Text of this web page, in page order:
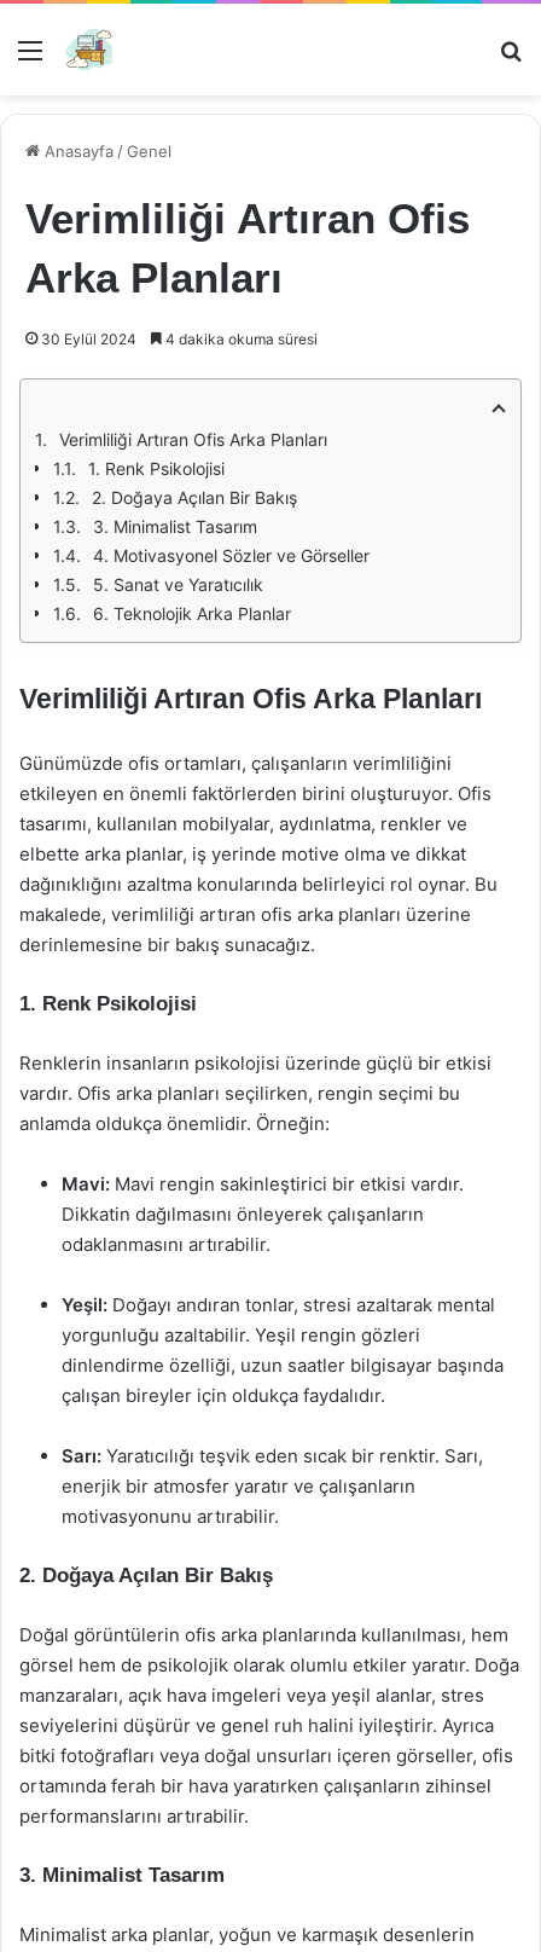
Menü
Anasayfa /Genel
Verimliliği Artıran Ofis
Arka Planları
30 Eylül 2024 4 dakika okuma süresi
Verimliliği Artıran Ofis Arka Planları
1. Renk Psikolojisi
2. Doğaya Açılan Bir Bakış
3. Minimalist Tasarım
4. Motivasyonel Sözler ve Görseller
5. Sanat ve Yaratıcılık
6. Teknolojik Arka Planlar
Verimliliği Artıran Ofis Arka Planları
Günümüzde ofis ortamları, çalışanların verimliliğini
etkileyen en önemli faktörlerden birini oluşturuyor. Ofis
tasarımı, kullanılan mobilyalar, aydınlatma, renkler ve
elbette arka planlar, iş yerinde motive olma ve dikkat
dağınıklığını azaltma konularında belirleyici rol oynar. Bu
makalede, verimliliği artıran ofis arka planları üzerine
derinlemesine bir bakış sunacağız.
1. Renk Psikolojisi
Renklerin insanların psikolojisi üzerinde güçlü bir etkisi
vardır. Ofis arka planları seçilirken, rengin seçimi bu
anlamda oldukça önemlidir. Örneğin:
Mavi: Mavi rengin sakinleştirici bir etkisi vardır.
Dikkatin dağılmasını önleyerek çalışanların
odaklanmasını artırabilir.
Yeşil: Doğayı andıran tonlar, stresi azaltarak mental
yorgunluğu azaltabilir. Yeşil rengin gözleri
dinlendirme özelliği, uzun saatler bilgisayar başında
çalışan bireyler için oldukça faydalıdır.
Sarı: Yaratıcılığı teşvik eden sıcak bir renktir. Sarı,
enerjik bir atmosfer yaratır ve çalışanların
motivasyonunu artırabilir.
2. Doğaya Açılan Bir Bakış
Doğal görüntülerin ofis arka planlarında kullanılması, hem
görsel hem de psikolojik olarak olumlu etkiler yaratır. Doğa
manzaraları, açık hava imgeleri veya yeşil alanlar, stres
seviyelerini düşürür ve genel ruh halini iyileştirir. Ayrıca
bitki fotoğrafları veya doğal unsurları içeren görseller, ofis
ortamında ferah bir hava yaratırken çalışanların zihinsel
performanslarını artırabilir.
3. Minimalist Tasarım
Minimalist arka planlar, yoğun ve karmaşık desenlerin